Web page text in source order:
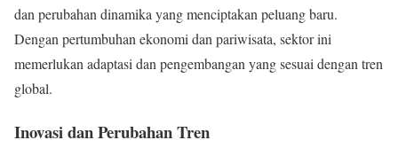
dan perubahan dinamika yang menciptakan peluang baru.
Dengan pertumbuhan ekonomi dan pariwisata, sektor ini
memerlukan adaptasi dan pengembangan yang sesuai dengan tren
global.
Inovasi dan Perubahan Tren